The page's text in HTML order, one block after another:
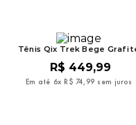
Tênis Qix Trek Bege
R$ 449,99
Em até 6x R$ 74, 99 sem juros